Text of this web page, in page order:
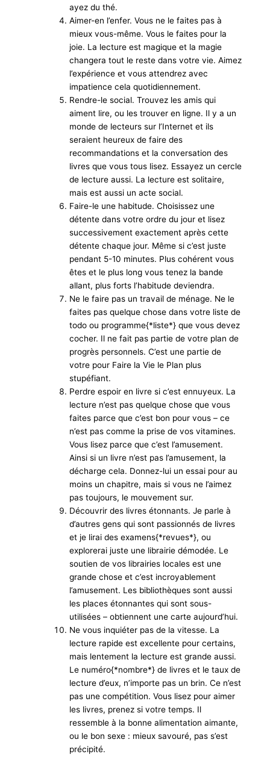
ayez du thé.
Aimer-en l’enfer. Vous ne le faites pas à
mieux vous-même. Vous le faites pour la
joie. La lecture est magique et la magie
changera tout le reste dans votre vie. Aimez
l’expérience et vous attendrez avec
impatience cela quotidiennement.
Rendre-le social. Trouvez les amis qui
aiment lire, ou les trouver en ligne. Il y a un
monde de lecteurs sur l’Internet et ils
seraient heureux de faire des
recommandations et la conversation des
livres que vous tous lisez. Essayez un cercle
de lecture aussi. La lecture est solitaire,
mais est aussi un acte social.
Faire-le une habitude. Choisissez une
détente dans votre ordre du jour et lisez
successivement exactement après cette
détente chaque jour. Même si c’est juste
pendant 5-10 minutes. Plus cohérent vous
êtes et le plus long vous tenez la bande
allant, plus forts l’habitude deviendra.
Ne le faire pas un travail de ménage. Ne le
faites pas quelque chose dans votre liste de
todo ou programme{*liste*} que vous devez
cocher. Il ne fait pas partie de votre plan de
progrès personnels. C’est une partie de
votre pour Faire la Vie le Plan plus
stupéfiant.
Perdre espoir en livre si c’est ennuyeux. La
lecture n’est pas quelque chose que vous
faites parce que c’est bon pour vous – ce
n’est pas comme la prise de vos vitamines.
Vous lisez parce que c’est l’amusement.
Ainsi si un livre n’est pas l’amusement, la
décharge cela. Donnez-lui un essai pour au
moins un chapitre, mais si vous ne l’aimez
pas toujours, le mouvement sur.
Découvrir des livres étonnants. Je parle à
d’autres gens qui sont passionnés de livres
et je lirai des examens{*revues*}, ou
explorerai juste une librairie démodée. Le
soutien de vos librairies locales est une
grande chose et c’est incroyablement
l’amusement. Les bibliothèques sont aussi
les places étonnantes qui sont sous-
utilisées – obtiennent une carte aujourd’hui.
Ne vous inquiéter pas de la vitesse. La
lecture rapide est excellente pour certains,
mais lentement la lecture est grande aussi.
Le numéro{*nombre*} de livres et le taux de
lecture d’eux, n’importe pas un brin. Ce n’est
pas une compétition. Vous lisez pour aimer
les livres, prenez si votre temps. Il
ressemble à la bonne alimentation aimante,
ou le bon sexe : mieux savouré, pas s’est
précipité.